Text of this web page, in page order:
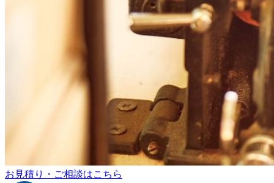
お見積り・ご相談はこちら